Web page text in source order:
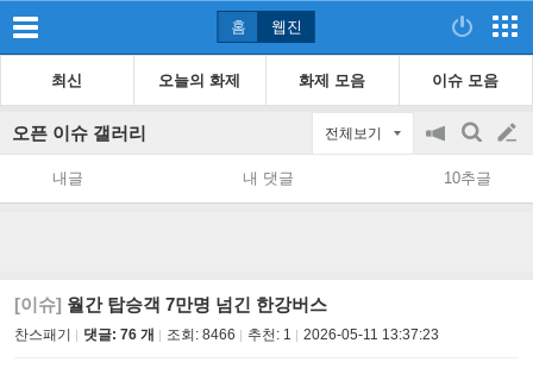
홈 웹진
최신 오늘의 화제 화제 모음 이슈 모음
오픈 이슈 갤러리 전체보기
공
지
on/off
검
색
글
쓰
내글 내 댓글 10추글
[이슈] 월간 탑승객 7만명 넘긴 한강버스
찬스패기 댓글: 76 개 조회: 8466 추천: 1 2026-05-11 13:37:23